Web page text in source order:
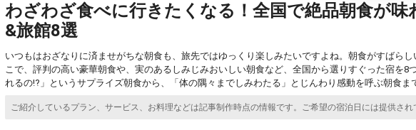
わざわざ食べに行きたくなる！全国で絶品朝食が
&旅館8選
いつもはおざなりに済ませがちな朝食も、旅先ではゆっくり楽しみたいですよね。朝食がすばら
こで、評判の高い豪華朝食や、実のあるしみじみおいしい朝食など、全国から選りすぐった宿を8
れるの!?」というサプライズ朝食から、「体の隅々までしみわたる」とじんわり感動を呼ぶ朝食ま